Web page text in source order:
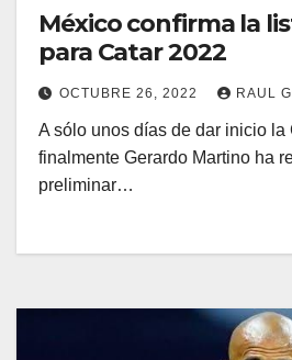
México confirma la
para Catar 2022
OCTUBRE 26, 2022 RAUL
A sólo unos días de dar inicio la
finalmente Gerardo Martino ha
preliminar…